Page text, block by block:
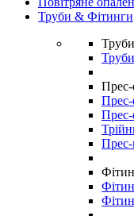
Труби & Фітинги
Прес-
Прес-
Прес-